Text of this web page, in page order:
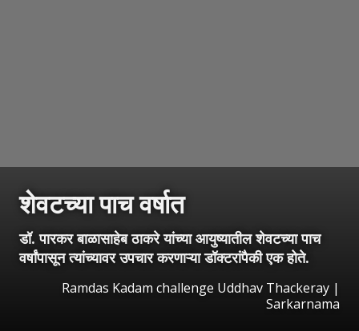
शेवटच्या पाच वर्षात
डॉ. पारकर बाळासाहेब ठाकरे यांच्या आयुष्यातील शेवटच्या पाच
वर्षांपासून त्यांच्यावर उपचार करणाऱ्या डॉक्टरांपैकी एक होते.
Ramdas Kadam challenge Uddhav Thackeray |
Sarkarnama